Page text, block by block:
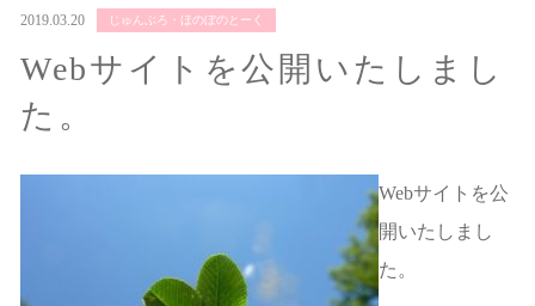
2019.03.20 じゅんぶろ・ほのぼのとーく
Webサイトを公開いたしまし
た。
Webサイトを公
開いたしまし
た。